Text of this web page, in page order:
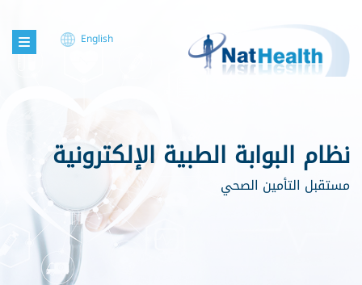
English
نظام البوابة الطبية الإلكترونية
مستقبل التأمين الصحي